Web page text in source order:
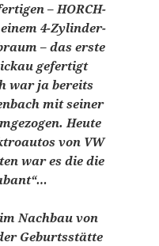
– HORCH-
einem 4-Zylinder-
– das erste
gefertigt
war ja bereits
mit seiner
Heute
von VW
war es die die
Nachbau von
Geburtsstätte